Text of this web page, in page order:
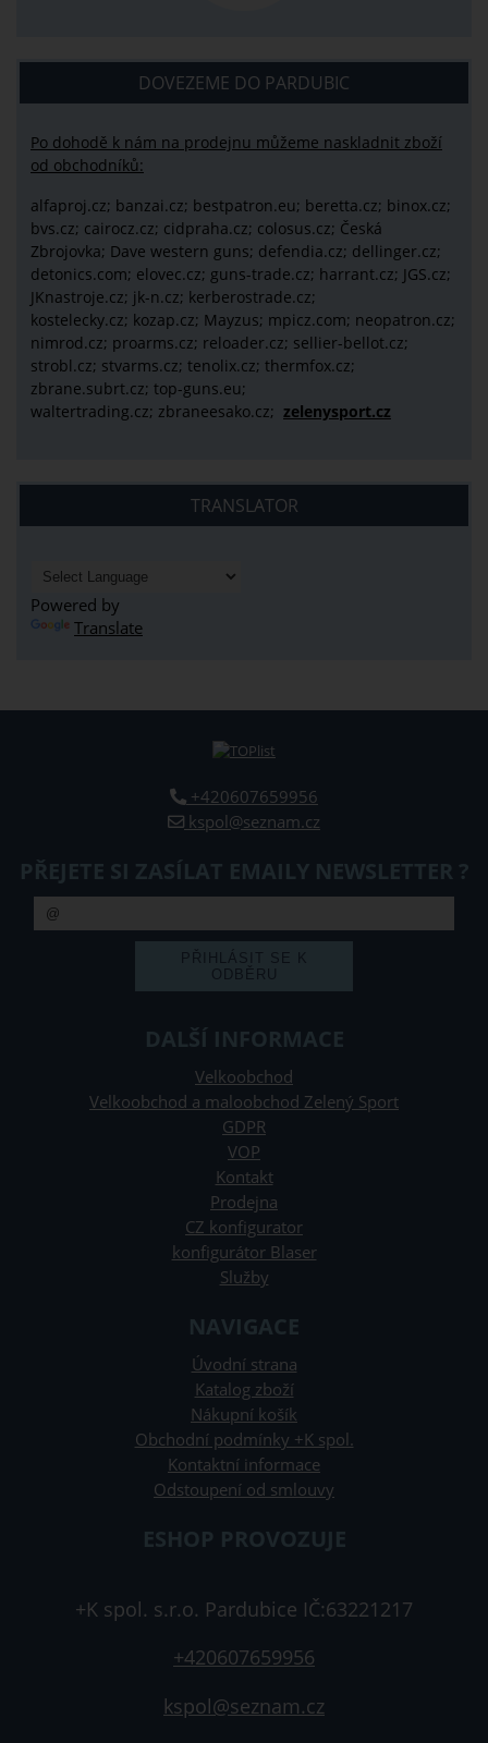
DOVEZEME DO PARDUBIC
Po dohodě k nám na prodejnu můžeme naskladnit zboží
od obchodníků:
alfaproj.cz; banzai.cz; bestpatron.eu; beretta.cz; binox.cz;
bvs.cz; cairocz.cz; cidpraha.cz; colosus.cz; Česká
Zbrojovka; Dave western guns; defendia.cz; dellinger.cz;
detonics.com; elovec.cz; guns-trade.cz; harrant.cz; JGS.cz;
JKnastroje.cz; jk-n.cz; kerberostrade.cz;
kostelecky.cz; kozap.cz; Mayzus; mpicz.com; neopatron.cz;
nimrod.cz; proarms.cz; reloader.cz; sellier-bellot.cz;
strobl.cz; stvarms.cz; tenolix.cz; thermfox.cz;
zbrane.subrt.cz; top-guns.eu;
waltertrading.cz; zbraneesako.cz; zelenysport.cz
TRANSLATOR
Powered by
Translate
+420607659956
kspol@seznam.cz
PŘEJETE SI ZASÍLAT EMAILY NEWSLETTER ?
DALŠÍ INFORMACE
Velkoobchod
Velkoobchod a maloobchod Zelený Sport
GDPR
VOP
Kontakt
Prodejna
CZ konfigurator
konfigurátor Blaser
Služby
NAVIGACE
Úvodní strana
Katalog zboží
Nákupní košík
Obchodní podmínky +K spol.
Kontaktní informace
Odstoupení od smlouvy
ESHOP PROVOZUJE
+K spol. s.r.o. Pardubice IČ:63221217
+420607659956
kspol@seznam.cz